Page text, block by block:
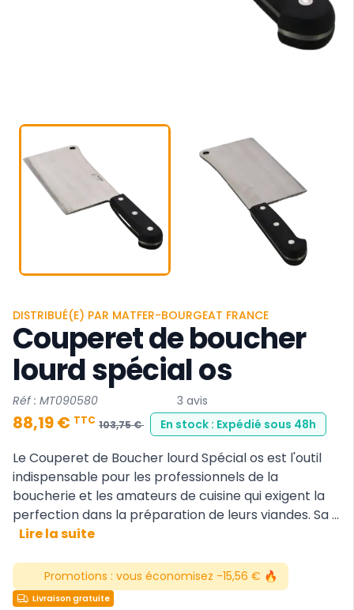
DISTRIBUÉ(E) PAR MATFER-BOURGEAT FRANCE
Couperet de boucher
lourd spécial os
Réf : MT090580 3 avis
88,19 € TTC 103,75 € En stock : Expédié sous 48h
Le Couperet de Boucher lourd Spécial os est l'outil
indispensable pour les professionnels de la
boucherie et les amateurs de cuisine qui exigent la
perfection dans la préparation de leurs viandes. Sa ...
Lire la suite
Promotions : vous économisez -15,56 € 🔥
Livraison gratuite